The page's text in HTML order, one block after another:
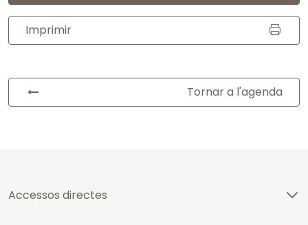
Imprimir
Tornar a l'agenda
Accessos directes